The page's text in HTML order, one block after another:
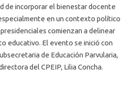
de incorporar el bienestar docente
en un contexto político
comienzan a delinear
educativo. El evento se inició con
de Educación Parvularia,
del CPEIP, Lilia Concha.